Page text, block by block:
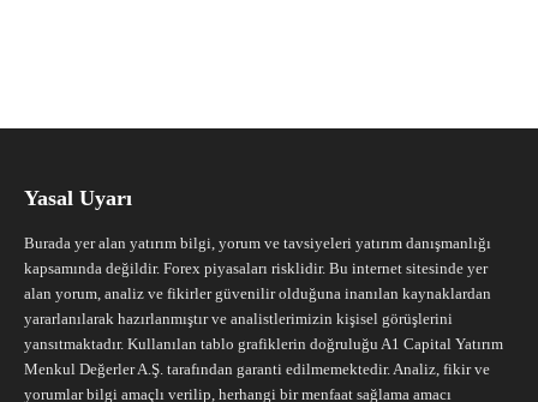
Yasal Uyarı
Burada yer alan yatırım bilgi, yorum ve tavsiyeleri yatırım danışmanlığı
kapsamında değildir. Forex piyasaları risklidir. Bu internet sitesinde yer
alan yorum, analiz ve fikirler güvenilir olduğuna inanılan kaynaklardan
yararlanılarak hazırlanmıştır ve analistlerimizin kişisel görüşlerini
yansıtmaktadır. Kullanılan tablo grafiklerin doğruluğu A1 Capital Yatırım
Menkul Değerler A.Ş. tarafından garanti edilmemektedir. Analiz, fikir ve
yorumlar bilgi amaçlı verilip, herhangi bir menfaat sağlama amacı